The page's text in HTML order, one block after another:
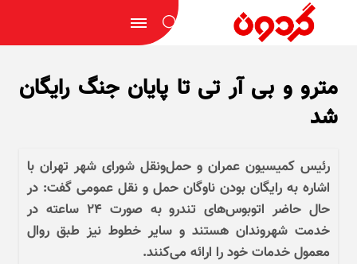
مترو و بی آر تی تا پایان جنگ رایگان
شد
رئیس کمیسیون عمران و حمل‌ونقل شورای شهر تهران با
اشاره به رایگان بودن ناوگان حمل و نقل عمومی گفت: در
حال حاضر اتوبوس‌های تندرو به صورت ۲۴ ساعته در
خدمت شهروندان هستند و سایر خطوط نیز طبق روال
معمول خدمات خود را ارائه می‌کنند.